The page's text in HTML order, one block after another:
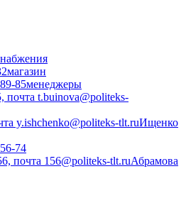
магазин
85менеджеры
почта t.buinova@politeks-
y.ishchenko@politeks-tlt.ruИщенко
74
почта 156@politeks-tlt.ruАбрамова